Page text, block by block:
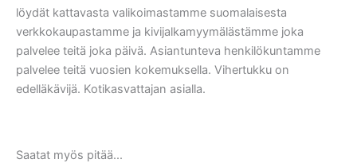
löydät kattavasta valikoimastamme suomalaisesta
verkkokaupastamme ja kivijalkamyymälästämme joka
palvelee teitä joka päivä. Asiantunteva henkilökuntamme
palvelee teitä vuosien kokemuksella. Vihertukku on
edelläkävijä. Kotikasvattajan asialla.
Saatat myös pitää...